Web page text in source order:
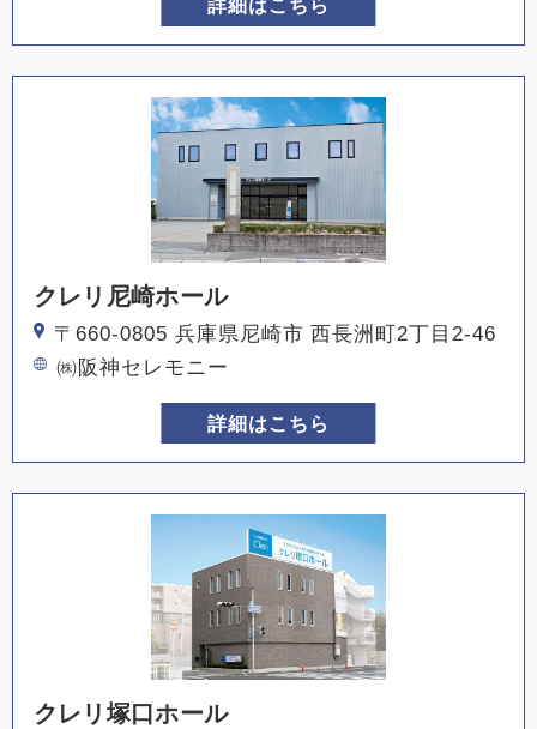
詳細はこちら
クレリ尼崎ホール
〒660-0805 兵庫県尼崎市 西長洲町2丁目2-46
㈱阪神セレモニー
詳細はこちら
クレリ塚口ホール